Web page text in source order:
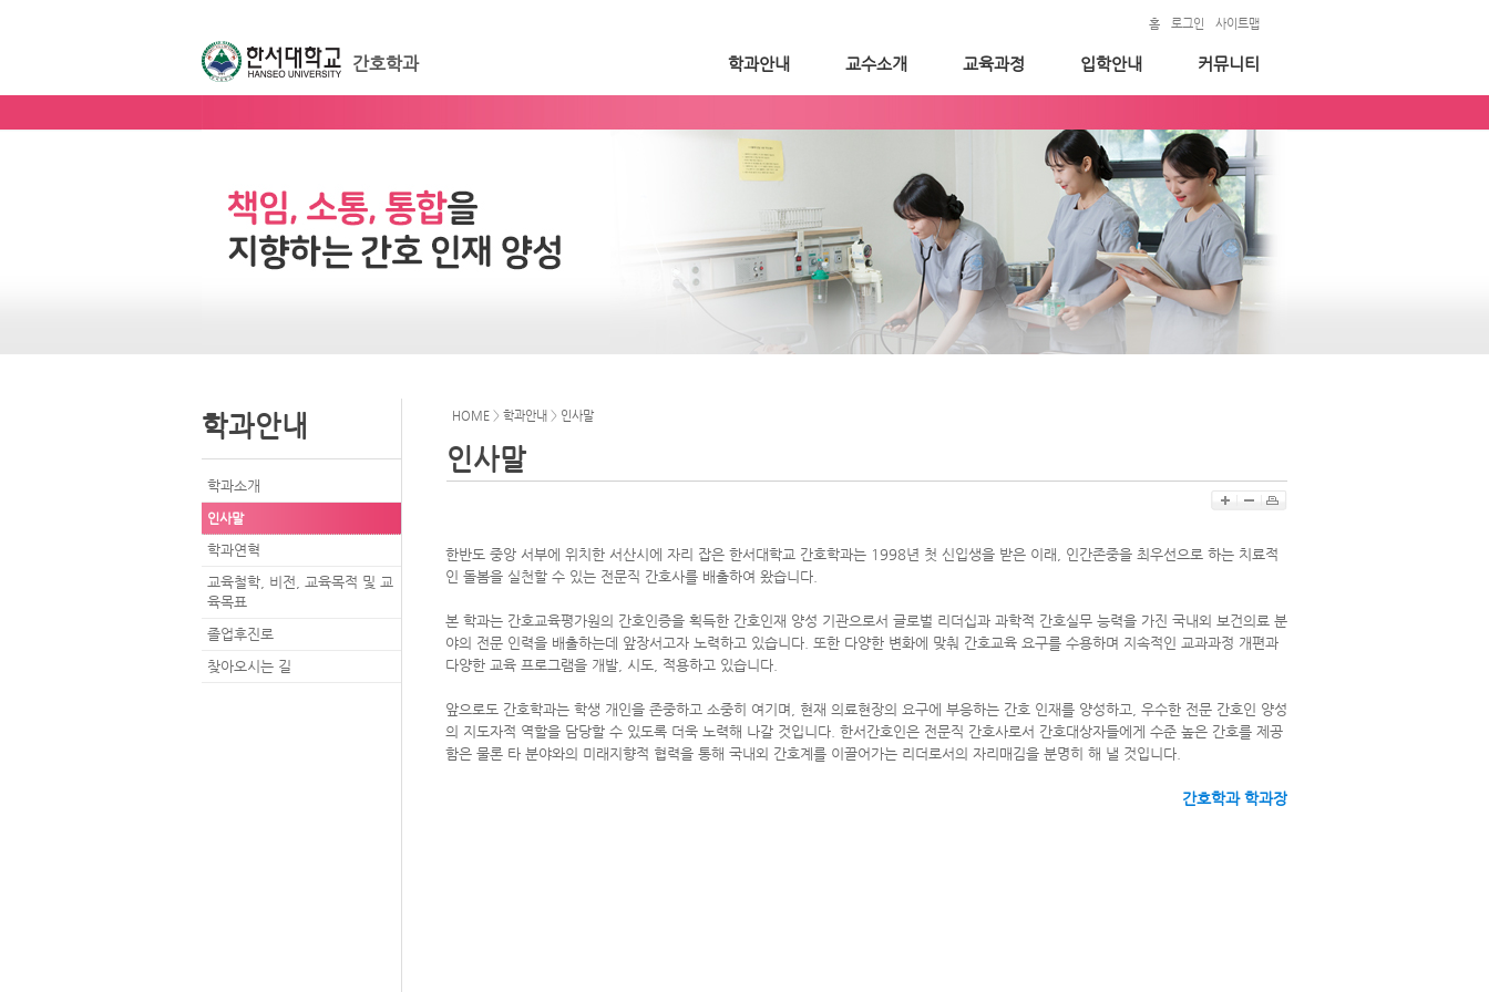
간호학과
홈 로그인 사이트맵
학과안내 교수소개 교육과정 입학안내 커뮤니티
학과안내
학과소개
인사말
학과연혁
교육철학, 비전, 교육목적 및 교
육목표
졸업후진로
찾아오시는 길
인사말
HOME > 학과안내 > 인사말
한반도 중앙 서부에 위치한 서산시에 자리 잡은 한서대학교 간호학과는 1998년 첫 신입생을 받은 이래, 인간존중을 최우선으로 하는 치료적
인 돌봄을 실천할 수 있는 전문직 간호사를 배출하여 왔습니다.
본 학과는 간호교육평가원의 간호인증을 획득한 간호인재 양성 기관으로서 글로벌 리더십과 과학적 간호실무 능력을 가진 국내외 보건의료 분
야의 전문 인력을 배출하는데 앞장서고자 노력하고 있습니다. 또한 다양한 변화에 맞춰 간호교육 요구를 수용하며 지속적인 교과과정 개편과
다양한 교육 프로그램을 개발, 시도, 적용하고 있습니다.
앞으로도 간호학과는 학생 개인을 존중하고 소중히 여기며, 현재 의료현장의 요구에 부응하는 간호 인재를 양성하고, 우수한 전문 간호인 양성
의 지도자적 역할을 담당할 수 있도록 더욱 노력해 나갈 것입니다. 한서간호인은 전문직 간호사로서 간호대상자들에게 수준 높은 간호를 제공
함은 물론 타 분야와의 미래지향적 협력을 통해 국내외 간호계를 이끌어가는 리더로서의 자리매김을 분명히 해 낼 것입니다.
간호학과 학과장